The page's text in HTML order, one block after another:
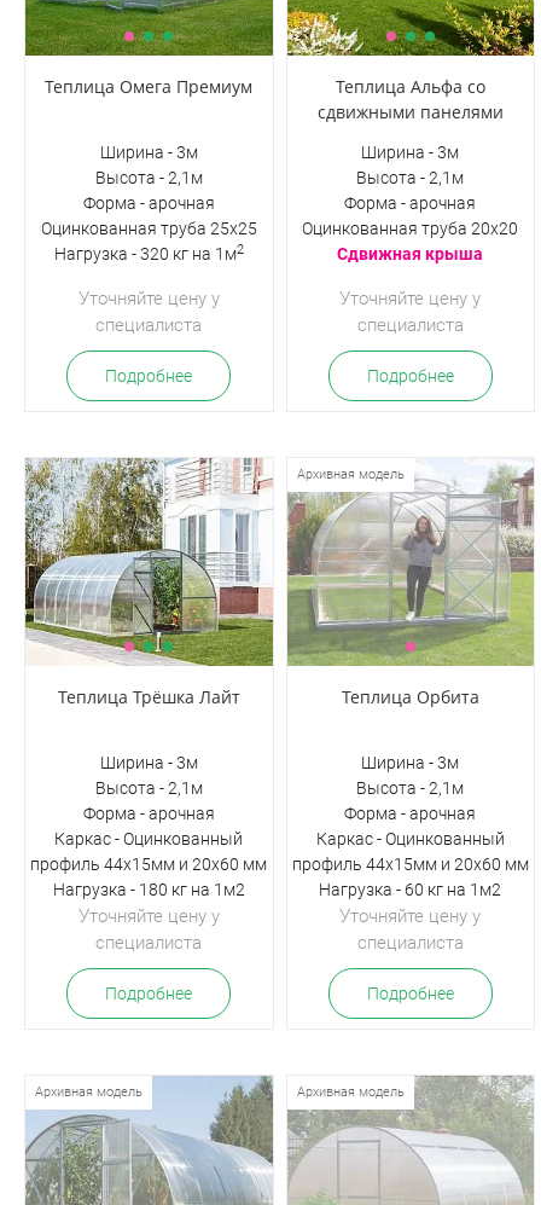
Теплица Омега Премиум
Ширина - 3м
Высота - 2,1м
Форма - арочная
Оцинкованная труба 25х25
Нагрузка - 320 кг на 1м2
Уточняйте цену у
специалиста
Подробнее
Теплица Альфа со
сдвижными панелями
Ширина - 3м
Высота - 2,1м
Форма - арочная
Оцинкованная труба 20х20
Сдвижная крыша
Уточняйте цену у
специалиста
Подробнее
Теплица Трёшка Лайт
Ширина - 3м
Высота - 2,1м
Форма - арочная
Каркас - Оцинкованный
профиль 44х15мм и 20х60 мм
Нагрузка - 180 кг на 1м2
Уточняйте цену у
специалиста
Подробнее
Архивная модель
Теплица Орбита
Ширина - 3м
Высота - 2,1м
Форма - арочная
Каркас - Оцинкованный
профиль 44х15мм и 20х60 мм
Нагрузка - 60 кг на 1м2
Уточняйте цену у
специалиста
Подробнее
Архивная модель Архивная модель